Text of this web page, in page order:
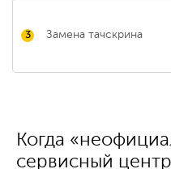
3 Замена тачскрина
Когда
сервисный